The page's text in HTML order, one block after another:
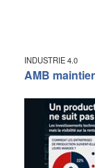
INDUSTRIE 4.0
AMB